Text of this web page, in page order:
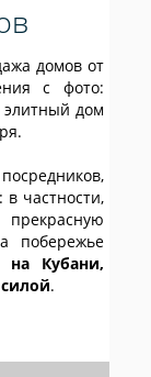
домов от
с фото:
элитный дом
частности,
побережье
на Кубани,
.